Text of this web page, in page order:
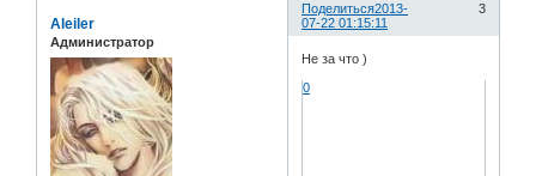
Поделиться 3
2013-
07-22 01:15:11
Aleiler
Администратор
Не за что )
0